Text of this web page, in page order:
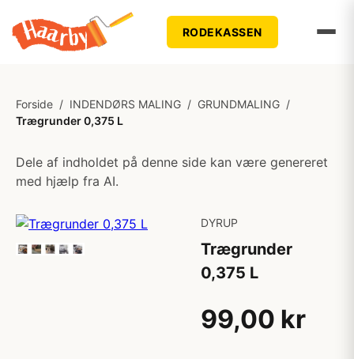
RODEKASSEN
Forside / INDENDØRS MALING / GRUNDMALING /
Trægrunder 0,375 L
Dele af indholdet på denne side kan være genereret
med hjælp fra AI.
DYRUP
Trægrunder
0,375 L
99,00 kr